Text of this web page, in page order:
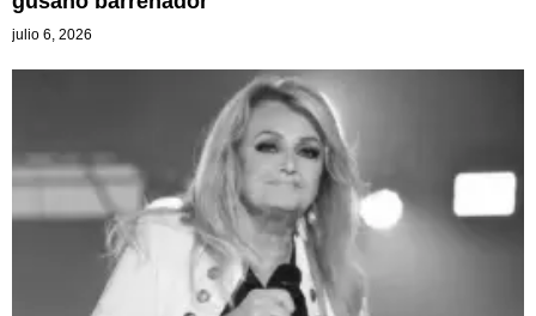
julio 6, 2026